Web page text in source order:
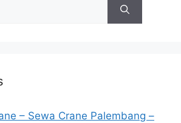
– Sewa Crane Palembang –